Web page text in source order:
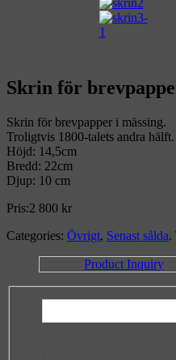
Skrin för
Skrin för brevpapper i mässing.
Troligtvis 1800-talets andra hälft.
Höjd: 14,5cm
Bredd: 22cm
Djup: 10 cm
Pris:2 800 kr
Categories: Övrigt, Senast sålda.
Product Inquiry